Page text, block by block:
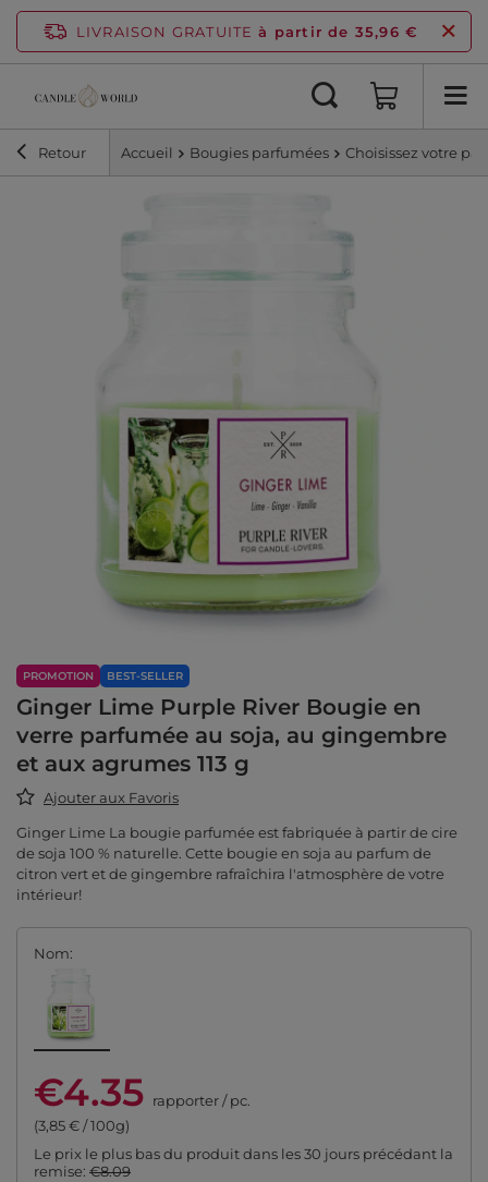
LIVRAISON GRATUITE à partir de 35,96 €
Retour Accueil Bougies parfumées Choisissez votre
PROMOTION BEST-SELLER
Ginger Lime Purple River Bougie en
verre parfumée au soja, au gingembre
et aux agrumes 113 g
Ajouter aux Favoris
Ginger Lime La bougie parfumée est fabriquée à partir de cire
de soja 100 % naturelle. Cette bougie en soja au parfum de
citron vert et de gingembre rafraîchira l'atmosphère de votre
intérieur!
Nom
€4.35 rapporter/pc.
(3,85 € / 100g)
Le prix le plus bas du produit dans les 30 jours précédant la
remise: €8.09